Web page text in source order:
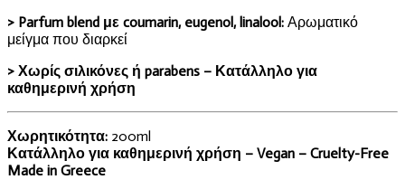
> Parfum blend με coumarin, eugenol, linalool: Αρωματικό
μείγμα που διαρκεί
> Χωρίς σιλικόνες ή parabens – Κατάλληλο για
καθημερινή χρήση
Χωρητικότητα: 200ml
Κατάλληλο για καθημερινή χρήση – Vegan – Cruelty-Free
Made in Greece